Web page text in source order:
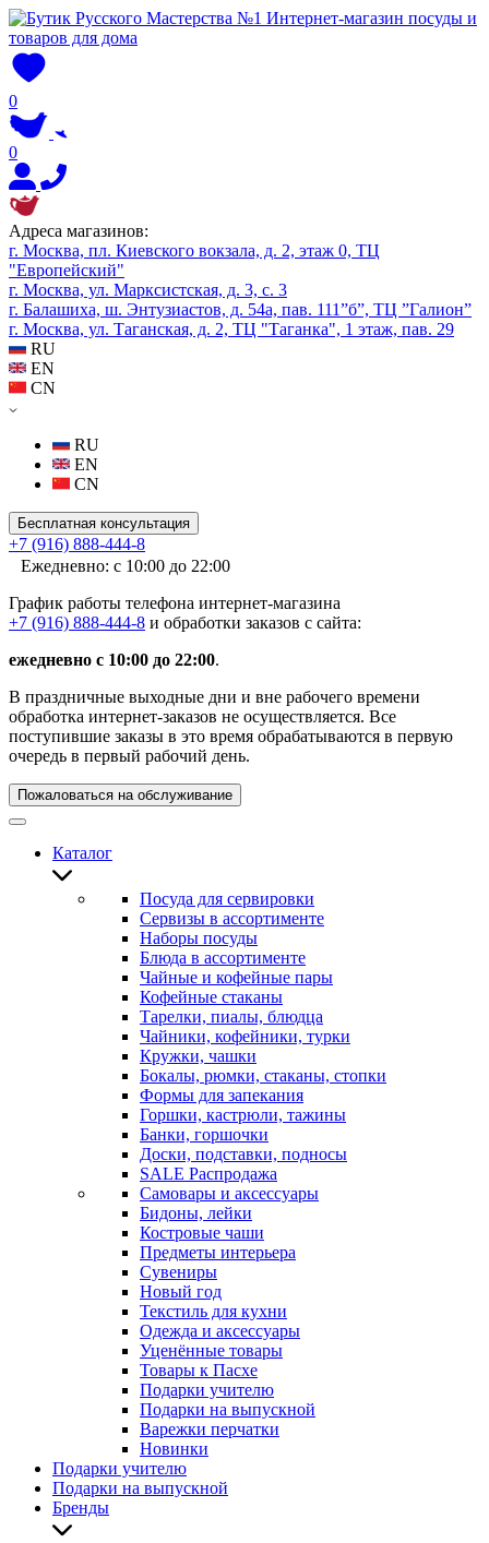
0
0
Адреса магазинов:
г. Москва, пл. Киевского вокзала, д. 2, этаж 0, ТЦ
"Европейский"
г. Москва, ул. Марксистская, д. 3, с. 3
г. Балашиха, ш. Энтузиастов, д. 54а, пав. 111”б”, ТЦ ”Галион”
г. Москва, ул. Таганская, д. 2, ТЦ "Таганка", 1 этаж, пав. 29
RU
EN
CN
RU
EN
CN
Бесплатная консультация
+7 (916) 888-444-8
Ежедневно: с 10:00 до 22:00
График работы телефона интернет-магазина
+7 (916) 888-444-8 и обработки заказов с сайта:
ежедневно с 10:00 до 22:00.
В праздничные выходные дни и вне рабочего времени
обработка интернет-заказов не осуществляется. Все
поступившие заказы в это время обрабатываются в первую
очередь в первый рабочий день.
Пожаловаться на обслуживание
Каталог
Посуда для сервировки
Сервизы в ассортименте
Наборы посуды
Блюда в ассортименте
Чайные и кофейные пары
Кофейные стаканы
Тарелки, пиалы, блюдца
Чайники, кофейники, турки
Кружки, чашки
Бокалы, рюмки, стаканы, стопки
Формы для запекания
Горшки, кастрюли, тажины
Банки, горшочки
Доски, подставки, подносы
SALE Распродажа
Самовары и аксессуары
Бидоны, лейки
Костровые чаши
Предметы интерьера
Сувениры
Новый год
Текстиль для кухни
Одежда и аксессуары
Уценённые товары
Товары к Пасхе
Подарки учителю
Подарки на выпускной
Варежки перчатки
Новинки
Подарки учителю
Подарки на выпускной
Бренды